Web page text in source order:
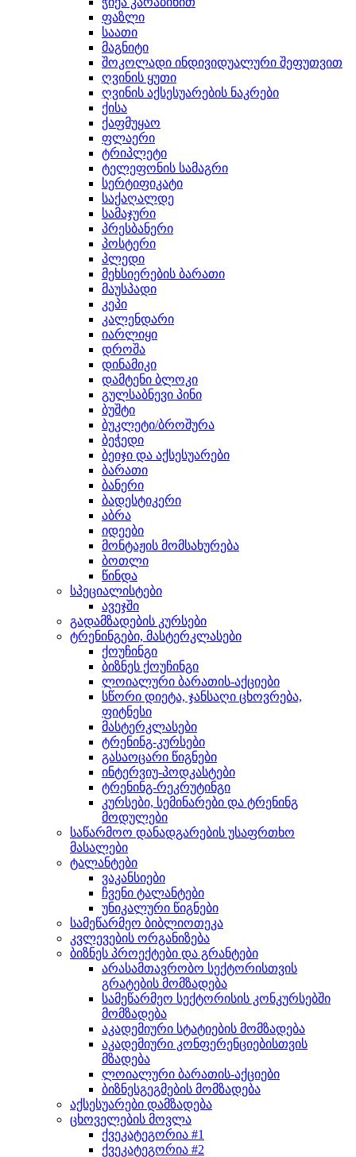
ფაზლი
საათი
მაგნიტი
შოკოლადი ინდივიდუალური შეფუთვით
ღვინის ყუთი
ღვინის აქსესუარების ნაკრები
ქისა
ქაფმუყაო
ფლაერი
ტრიპლეტი
ტელეფონის სამაგრი
სერტიფიკატი
საქაღალდე
სამაჯური
პრესბანერი
პოსტერი
პლედი
მეხსიერების ბარათი
მაუსპადი
კეპი
კალენდარი
იარლიყი
დროშა
დინამიკი
დამტენი ბლოკი
გულსაბნევი პინი
ბუშტი
ბუკლეტი/ბროშურა
ბეჭედი
ბეიჯი და აქსესუარები
ბარათი
ბანერი
ბადესტიკერი
აბრა
იდეები
მონტაჟის მომსახურება
ბოთლი
წინდა
სპეციალისტები
ავეჯში
გადამზადების კურსები
ტრენინგები, მასტერკლასები
ქოუჩინგი
ბიზნეს ქოუჩინგი
ლოიალური ბარათის-აქციები
სწორი დიეტა, ჯანსაღი ცხოვრება,
ფიტნესი
მასტერკლასები
ტრენინგ-კურსები
გასაოცარი წიგნები
ინტერვიუ-პოდკასტები
ტრენინგ-რეკრუტინგი
კურსები, სემინარები და ტრენინგ
მოდულები
საწარმოო დანადგარების უსაფრთხო
მასალები
ტალანტები
ვაკანსიები
ჩვენი ტალანტები
უნიკალური წიგნები
სამეწარმეო ბიბლიოთეკა
კვლევების ორგანიზება
ბიზნეს პროექტები და გრანტები
არასამთავრობო სექტორისთვის
გრატების მომზადება
სამეწარმეო სექტორისის კონკურსებში
მომზადება
აკადემიური სტატიების მომზადება
აკადემიური კონფერენციებისთვის
მზადება
ლოიალური ბარათის-აქციები
ბიზნესგეგმების მომზადება
აქსესუარები დამზადება
ცხოველების მოვლა
ქვეკატეგორია #1
ქვეკატეგორია #2